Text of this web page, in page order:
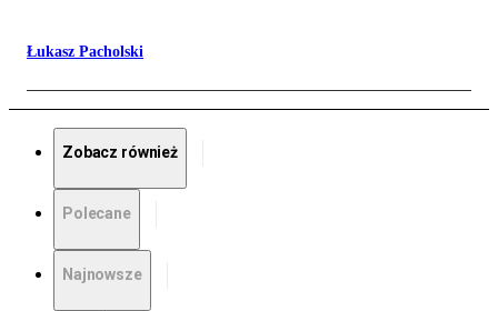
Łukasz Pacholski
Zobacz również
Polecane
Najnowsze